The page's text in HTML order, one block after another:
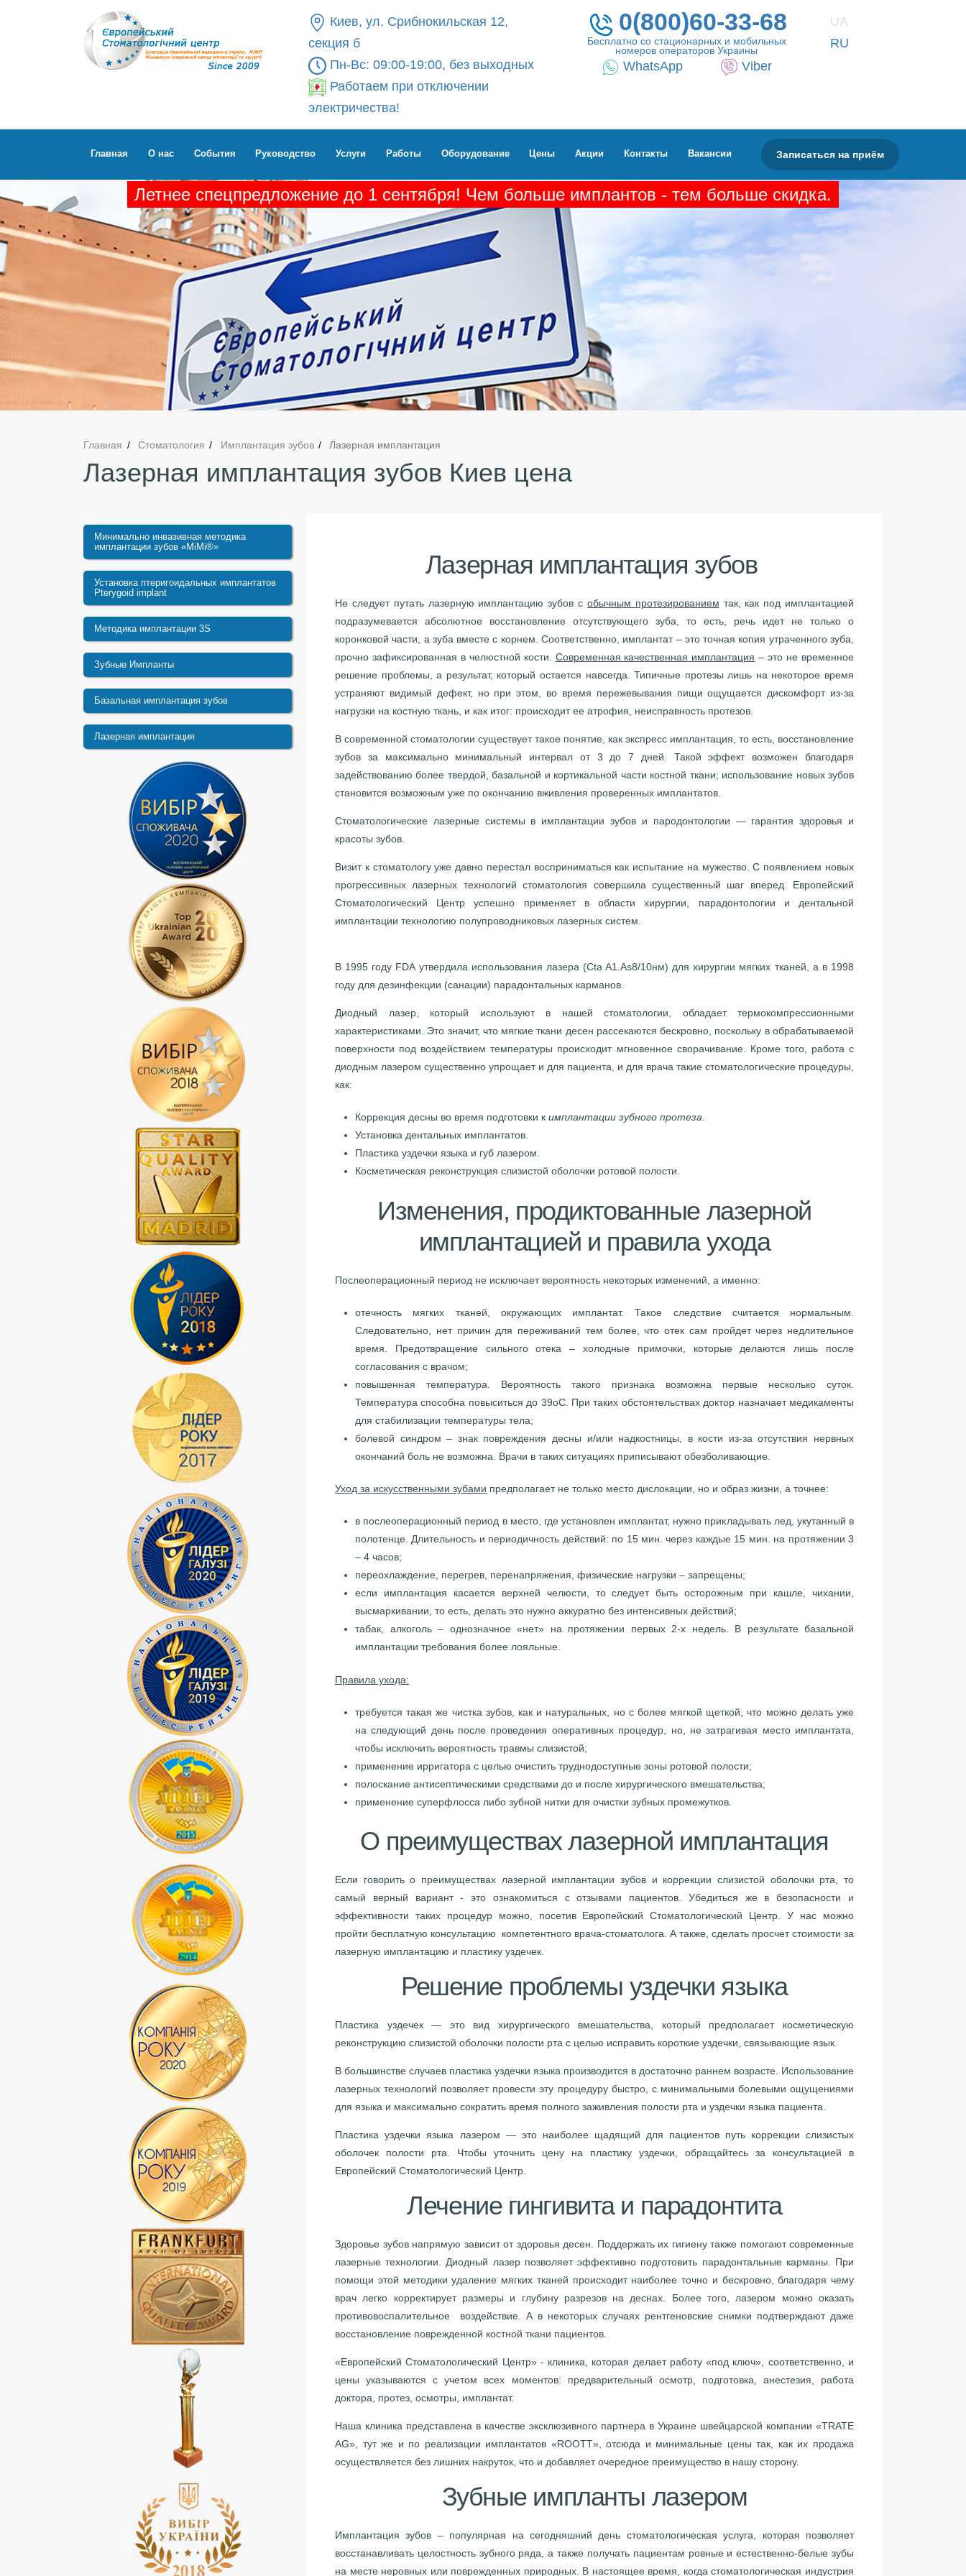
Киев, ул. Срибнокильская 12,
секция б
Пн-Вс: 09:00-19:00, без выходных
Работаем при отключении
электричества!
0(800)60-33-68
Бесплатно со стационарных и мобильных
номеров операторов Украины
WhatsApp Viber
UA
RU
Главная О нас Cобытия Руководство Услуги Работы Оборудование Цены Акции Контакты Вакансии Записаться на приём
Летнее спецпредложение до 1 сентября! Чем больше имплантов - тем больше скидка.
Главная Стоматология Имплантация зубов Лазерная имплантация
Лазерная имплантация зубов Киев цена
Минимально инвазивная методика
имплантации зубов «MiMi®»
Установка птеригоидальных имплантатов
Pterygoid implant
Методика имплантации 3S
Зубные Импланты
Базальная имплантация зубов
Лазерная имплантация
Лазерная имплантация зубов
Не следует путать лазерную имплантацию зубов с обычным протезированием так, как под имплантацией
подразумевается абсолютное восстановление отсутствующего зуба, то есть, речь идет не только о
коронковой части, а зуба вместе с корнем. Соответственно, имплантат – это точная копия утраченного зуба,
прочно зафиксированная в челюстной кости. Современная качественная имплантация – это не временное
решение проблемы, а результат, который остается навсегда. Типичные протезы лишь на некоторое время
устраняют видимый дефект, но при этом, во время пережевывания пищи ощущается дискомфорт из-за
нагрузки на костную ткань, и как итог: происходит ее атрофия, неисправность протезов.
В современной стоматологии существует такое понятие, как экспресс имплантация, то есть, восстановление
зубов за максимально минимальный интервал от 3 до 7 дней. Такой эффект возможен благодаря
задействованию более твердой, базальной и кортикальной части костной ткани; использование новых зубов
становится возможным уже по окончанию вживления проверенных имплантатов.
Стоматологические лазерные системы в имплантации зубов и пародонтологии — гарантия здоровья и
красоты зубов.
Визит к стоматологу уже давно перестал восприниматься как испытание на мужество. С появлением новых
прогрессивных лазерных технологий стоматология совершила существенный шаг вперед. Европейский
Стоматологический Центр успешно применяет в области хирургии, парадонтологии и дентальной
имплантации технологию полупроводниковых лазерных систем.
В 1995 году FDA утвердила использования лазера (Cta A1.As8/10нм) для хирургии мягких тканей, а в 1998
году для дезинфекции (санации) парадонтальных карманов.
Диодный лазер, который используют в нашей стоматологии, обладает термокомпрессионными
характеристиками. Это значит, что мягкие ткани десен рассекаются бескровно, поскольку в обрабатываемой
поверхности под воздействием температуры происходит мгновенное сворачивание. Кроме того, работа с
диодным лазером существенно упрощает и для пациента, и для врача такие стоматологические процедуры,
как:
Коррекция десны во время подготовки к имплантации зубного протеза.
Установка дентальных имплантатов.
Пластика уздечки языка и губ лазером.
Косметическая реконструкция слизистой оболочки ротовой полости.
Изменения, продиктованные лазерной
имплантацией и правила ухода
Послеоперационный период не исключает вероятность некоторых изменений, а именно:
отечность мягких тканей, окружающих имплантат. Такое следствие считается нормальным.
Следовательно, нет причин для переживаний тем более, что отек сам пройдет через недлительное
время. Предотвращение сильного отека – холодные примочки, которые делаются лишь после
согласования с врачом;
повышенная температура. Вероятность такого признака возможна первые несколько суток.
Температура способна повыситься до 39оС. При таких обстоятельствах доктор назначает медикаменты
для стабилизации температуры тела;
болевой синдром – знак повреждения десны и/или надкостницы, в кости из-за отсутствия нервных
окончаний боль не возможна. Врачи в таких ситуациях приписывают обезболивающие.
Уход за искусственными зубами предполагает не только место дислокации, но и образ жизни, а точнее:
в послеоперационный период в место, где установлен имплантат, нужно прикладывать лед, укутанный в
полотенце. Длительность и периодичность действий: по 15 мин. через каждые 15 мин. на протяжении 3
– 4 часов;
переохлаждение, перегрев, перенапряжения, физические нагрузки – запрещены;
если имплантация касается верхней челюсти, то следует быть осторожным при кашле, чихании,
высмаркивании, то есть, делать это нужно аккуратно без интенсивных действий;
табак, алкоголь – однозначное «нет» на протяжении первых 2-х недель. В результате базальной
имплантации требования более лояльные.
Правила ухода:
требуется такая же чистка зубов, как и натуральных, но с более мягкой щеткой, что можно делать уже
на следующий день после проведения оперативных процедур, но, не затрагивая место имплантата,
чтобы исключить вероятность травмы слизистой;
применение ирригатора с целью очистить труднодоступные зоны ротовой полости;
полоскание антисептическими средствами до и после хирургического вмешательства;
применение суперфлосса либо зубной нитки для очистки зубных промежутков.
О преимуществах лазерной имплантация
Если говорить о преимуществах лазерной имплантации зубов и коррекции слизистой оболочки рта, то
самый верный вариант - это ознакомиться с отзывами пациентов. Убедиться же в безопасности и
эффективности таких процедур можно, посетив Европейский Стоматологический Центр. У нас можно
пройти бесплатную консультацию компетентного врача-стоматолога. А также, сделать просчет стоимости за
лазерную имплантацию и пластику уздечек.
Решение проблемы уздечки языка
Пластика уздечек — это вид хирургического вмешательства, который предполагает косметическую
реконструкцию слизистой оболочки полости рта с целью исправить короткие уздечки, связывающие язык.
В большинстве случаев пластика уздечки языка производится в достаточно раннем возрасте. Использование
лазерных технологий позволяет провести эту процедуру быстро, с минимальными болевыми ощущениями
для языка и максимально сократить время полного заживления полости рта и уздечки языка пациента.
Пластика уздечки языка лазером — это наиболее щадящий для пациентов путь коррекции слизистых
оболочек полости рта. Чтобы уточнить цену на пластику уздечки, обращайтесь за консультацией в
Европейский Стоматологический Центр.
Лечение гингивита и парадонтита
Здоровье зубов напрямую зависит от здоровья десен. Поддержать их гигиену также помогают современные
лазерные технологии. Диодный лазер позволяет эффективно подготовить парадонтальные карманы. При
помощи этой методики удаление мягких тканей происходит наиболее точно и бескровно, благодаря чему
врач легко корректирует размеры и глубину разрезов на деснах. Более того, лазером можно оказать
противовоспалительное воздействие. А в некоторых случаях рентгеновские снимки подтверждают даже
восстановление поврежденной костной ткани пациентов.
«Европейский Стоматологический Центр» - клиника, которая делает работу «под ключ», соответственно, и
цены указываются с учетом всех моментов: предварительный осмотр, подготовка, анестезия, работа
доктора, протез, осмотры, имплантат.
Наша клиника представлена в качестве эксклюзивного партнера в Украине швейцарской компании «TRATE
AG», тут же и по реализации имплантатов «ROOTT», отсюда и минимальные цены так, как их продажа
осуществляется без лишних накруток, что и добавляет очередное преимущество в нашу сторону.
Зубные импланты лазером
Имплантация зубов – популярная на сегодняшний день стоматологическая услуга, которая позволяет
восстанавливать целостность зубного ряда, а также получать пациентам ровные и естественно-белые зубы
на месте неровных или поврежденных природных. В настоящее время, когда стоматологическая индустрия